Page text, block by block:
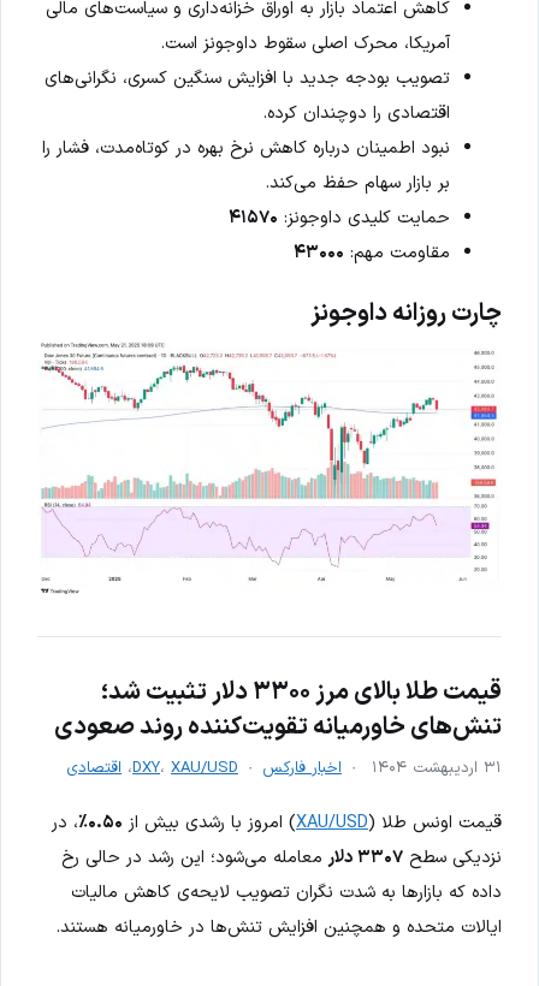
کاهش اعتماد بازار به اوراق خزانه‌داری و سیاست‌های مالی
آمریکا، محرک اصلی سقوط داوجونز است.
تصویب بودجه جدید با افزایش سنگین کسری، نگرانی‌های
اقتصادی را دوچندان کرده.
نبود اطمینان درباره کاهش نرخ بهره در کوتاه‌مدت، فشار را
بر بازار سهام حفظ می‌کند.
حمایت کلیدی داوجونز: ۴۱۵۷۰
مقاومت مهم: ۴۳۰۰۰
چارت روزانه داوجونز
قیمت طلا بالای مرز ۳۳۰۰ دلار تثبیت شد؛
تنش‌های خاورمیانه تقویت‌کننده روند صعودی
۳۱ اردیبهشت ۱۴۰۴ اخبار فارکس DXY، XAU/USD ، اقتصادی
قیمت اونس طلا (XAU/USD) امروز با رشدی بیش از ۰.۵۰٪ ، در
نزدیکی سطح ۳۳۰۷ دلار
معامله می‌شود؛ این رشد در حالی رخ
داده که بازارها به شدت نگران تصویب لایحه‌ی کاهش مالیات
ایالات متحده و همچنین افزایش تنش‌ها در خاورمیانه هستند.